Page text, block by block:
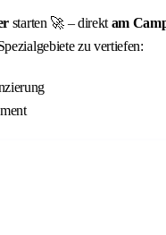
starten 🚀 – direkt am
zu vertiefen: